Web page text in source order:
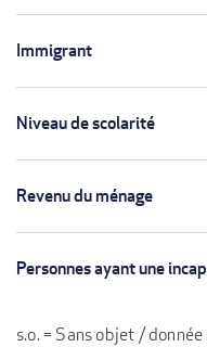
Immigrant
Niveau de scolarité
Revenu du ménage
Personnes ayant une
s.o. = Sans objet /